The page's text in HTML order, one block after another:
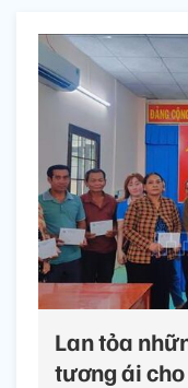
Lan tỏa
tương ái